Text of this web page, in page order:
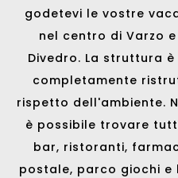
godetevi le vostre
nel centro di Varzo
Divedro. La struttura
completamente
rispetto dell'ambiente.
è possibile trovare
bar, ristoranti,
postale, parco giochi e